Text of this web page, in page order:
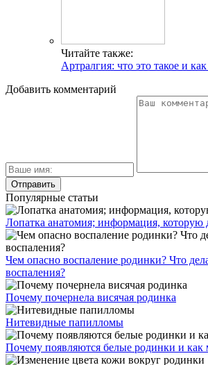
Читайте также:
Артралгия: что это такое и
Добавить комментарий
Популярные статьи
Лопатка анатомия; информация, которую
Чем опасно воспаление родинки? Что
воспаления?
Почему почернела висячая родинка
Нитевидные папилломы
Почему появляются белые родинки и как